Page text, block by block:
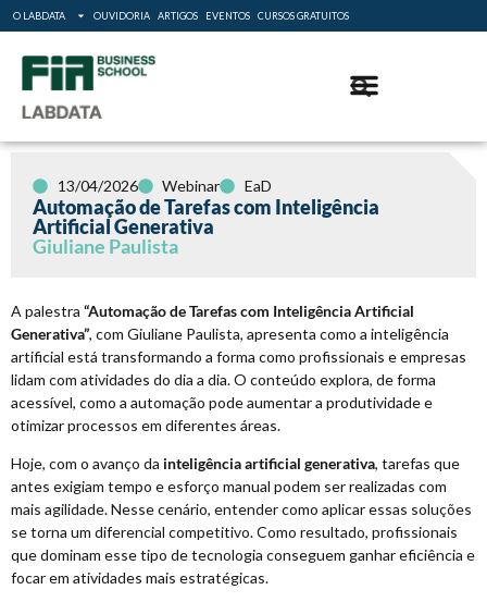
O LABDATA OUVIDORIA ARTIGOS EVENTOS CURSOS GRATUITOS
13/04/2026 Webinar EaD
Automação de Tarefas com Inteligência
Artificial Generativa
Giuliane Paulista
A palestra “Automação de Tarefas com Inteligência Artificial
Generativa”, com Giuliane Paulista, apresenta como a inteligência
artificial está transformando a forma como profissionais e empresas
lidam com atividades do dia a dia. O conteúdo explora, de forma
acessível, como a automação pode aumentar a produtividade e
otimizar processos em diferentes áreas.
Hoje, com o avanço da inteligência artificial generativa, tarefas que
antes exigiam tempo e esforço manual podem ser realizadas com
mais agilidade. Nesse cenário, entender como aplicar essas soluções
se torna um diferencial competitivo. Como resultado, profissionais
que dominam esse tipo de tecnologia conseguem ganhar eficiência e
focar em atividades mais estratégicas.